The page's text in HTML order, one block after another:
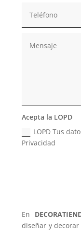
Acepta la LOPD
LOPD Tus
Privacidad
En
diseñar y